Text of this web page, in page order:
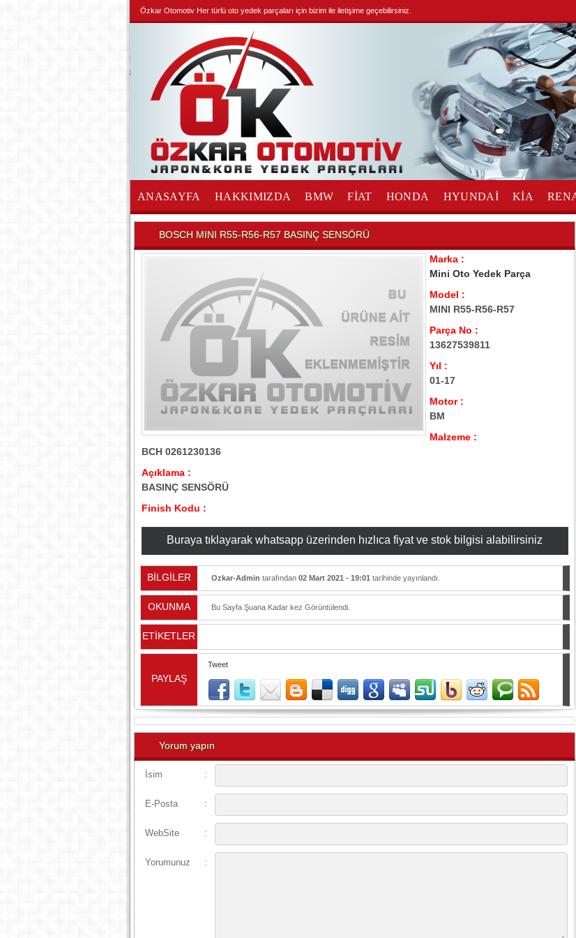
Özkar Otomotiv Her türlü oto yedek parçaları için bizim ile iletişime geçebilirsiniz.
ANASAYFA HAKKIMIZDA BMW FİAT HONDA HYUNDAİ KİA
İLETİŞİM
BOSCH MINI R55-R56-R57 BASINÇ SENSÖRÜ
Marka :
Mini Oto Yedek Parça
Model :
MINI R55-R56-R57
Parça No :
13627539811
Yıl :
01-17
Motor :
BM
Malzeme :
BCH 0261230136
Açıklama :
BASINÇ SENSÖRÜ
Finish Kodu :
Buraya tıklayarak whatsapp üzerinden hızlıca fiyat ve stok bilgisi alabilirsiniz
BİLGİLER Ozkar-Admin tarafından 02 Mart 2021 - 19:01 tarihinde yayınlandı.
OKUNMA Bu Sayfa Şuana Kadar kez Görüntülendi.
ETİKETLER
PAYLAŞ
Tweet
Yorum yapın
İsim :
E-Posta :
WebSite :
Yorumunuz :